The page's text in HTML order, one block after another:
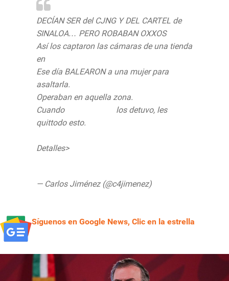
DECÍAN SER del CJNG Y DEL CARTEL de
SINALOA… PERO ROBABAN OXXOS
Así los captaron las cámaras de una tienda
en
Ese día BALEARON a una mujer para
asaltarla.
Operaban en aquella zona.
Cuando
los detuvo, les
quittodo esto.
Detalles>
— Carlos Jiménez (@c4jimenez)
Síguenos en Google News, Clic en la estrella